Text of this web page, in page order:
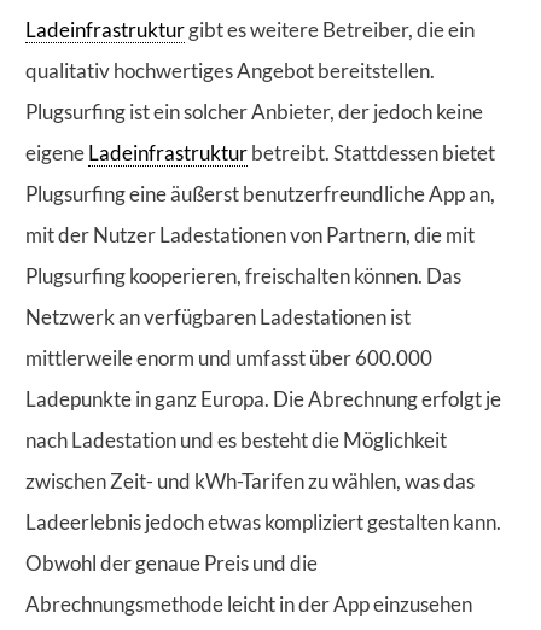
Ladeinfrastrukturgibt es weitere Betreiber, die ein
qualitativ hochwertiges Angebot bereitstellen.
Plugsurfing ist ein solcher Anbieter, der jedoch keine
eigeneLadeinfrastrukturbetreibt. Stattdessen bietet
Plugsurfing eine äußerst benutzerfreundliche App an,
mit der Nutzer Ladestationen von Partnern, die mit
Plugsurfing kooperieren, freischalten können. Das
Netzwerk an verfügbaren Ladestationen ist
mittlerweile enorm und umfasst über 600.000
Ladepunkte in ganz Europa. Die Abrechnung erfolgt je
nach Ladestation und es besteht die Möglichkeit
zwischen Zeit- und kWh-Tarifen zu wählen, was das
Ladeerlebnis jedoch etwas kompliziert gestalten kann.
Obwohl der genaue Preis und die
Abrechnungsmethode leicht in der App einzusehen